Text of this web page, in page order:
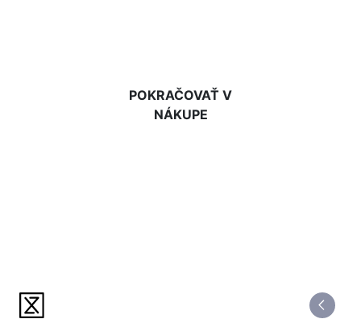
POKRAČOVAŤ V
NÁKUPE